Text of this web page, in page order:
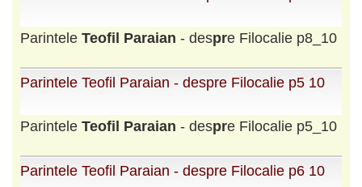
Parintele Teofil Paraian - despre Filocalie p8_10
Parintele Teofil Paraian - despre Filocalie p5 10
Parintele Teofil Paraian - despre Filocalie p5_10
Parintele Teofil Paraian - despre Filocalie p6 10